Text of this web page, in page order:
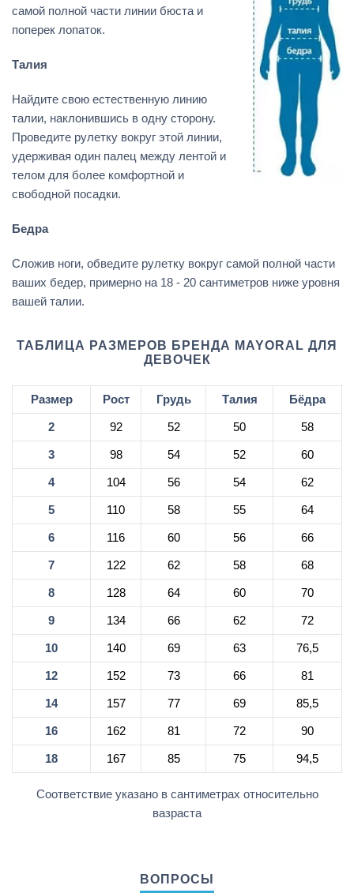
самой полной части линии бюста и
поперек лопаток.
Талия
Найдите свою естественную линию
талии, наклонившись в одну сторону.
Проведите рулетку вокруг этой линии,
удерживая один палец между лентой и
телом для более комфортной и
свободной посадки.
Бедра
Сложив ноги, обведите рулетку вокруг самой полной части
ваших бедер, примерно на 18 - 20 сантиметров ниже уровня
вашей талии.
ТАБЛИЦА РАЗМЕРОВ БРЕНДА MAYORAL ДЛЯ
ДЕВОЧЕК
Размер Рост Грудь Талия Бёдра
2 92 52 50 58
3 98 54 52 60
4 104 56 54 62
5 110 58 55 64
6 116 60 56 66
7 122 62 58 68
8 128 64 60 70
9 134 66 62 72
10 140 69 63 76,5
12 152 73 66 81
14 157 77 69 85,5
16 162 81 72 90
18 167 85 75 94,5
Соответствие указано в сантиметрах относительно
вазраста